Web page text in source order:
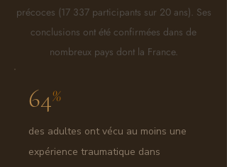
précoces (17 337 participants sur 20 ans). Ses
conclusions ont été confirmées dans de
nombreux pays dont la France.
64%
des adultes ont vécu au moins une
expérience traumatique dans